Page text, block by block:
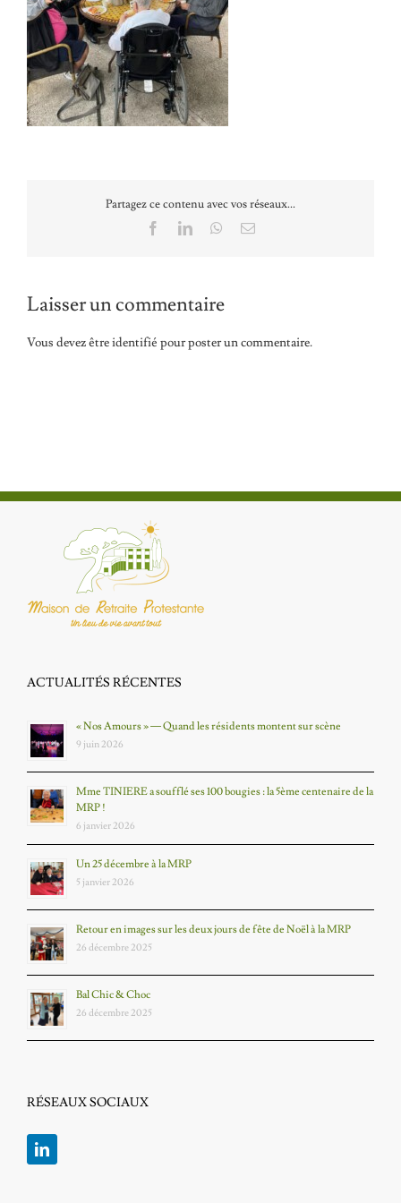
Partagez ce contenu avec vos réseaux...
FacebookLinkedInWhatsApp
Email
Laisser un commentaire
Vous devez êtreidentifié pour poster un commentaire.
ACTUALITÉS RÉCENTES
« Nos Amours » — Quand les résidents montent sur scène
9 juin 2026
Mme TINIERE a soufflé ses 100 bougies : la 5ème centenaire de la
MRP !
6 janvier 2026
Un 25 décembre à la MRP
5 janvier 2026
Retour en images sur les deux jours de fête de Noël à la MRP
26 décembre 2025
Bal Chic & Choc
26 décembre 2025
RÉSEAUX SOCIAUX